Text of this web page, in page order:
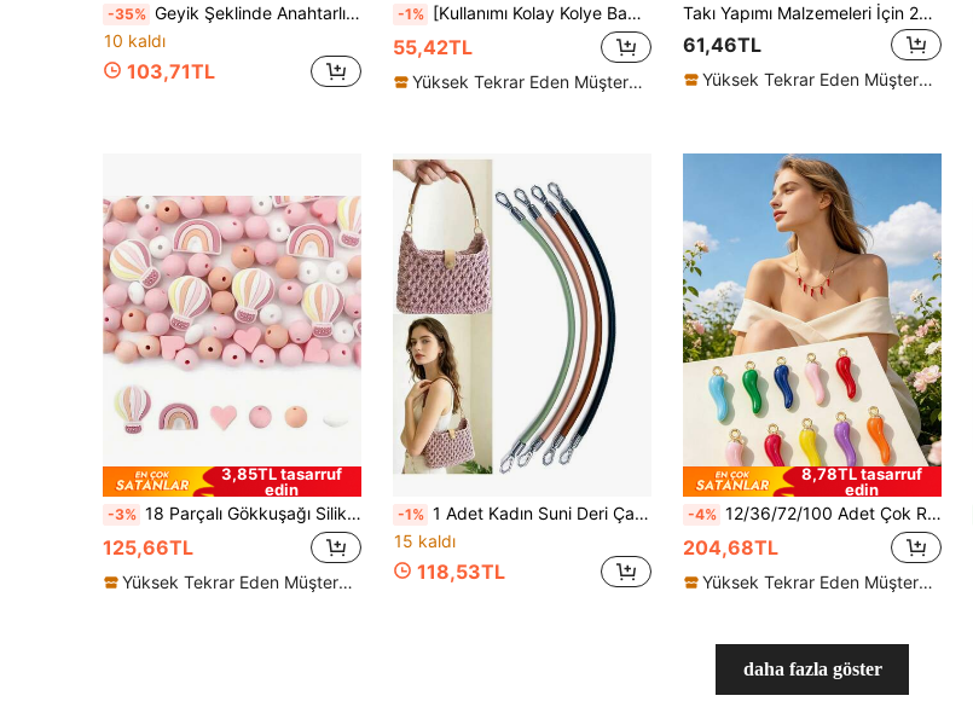
-35% Geyik Şeklinde Anahtarlık Kolye Ucu, Dantel İnci Fiyonk Çanta Süsü, Kore Tarzı Tatlı Yonca Sırt Çantası Asma Zinciri, Y2K Kız Stili Hediye
10 kaldı
103,71TL
-1% [Kullanımı Kolay Kolye Bağlantısı] 600 adet Paslanmaz Çelik Açık Halka - Açık Halka Kolye Bağlantısı, Kendin Yap Takı Yapımı, Kolye, Bilezik, Küçük İşletme Malzemeleri İçin - Kullanımı Kolay, Çok Yönlü ve Uzun Ömürlü
55,42TL
Yüksek Tekrar Eden Müşteriler
Takı Yapımı Malzemeleri İçin 200 Adet Açık Halka, Takı Malzemeleri Parçaları İçin DIY O-Halka Konnektörler
61,46TL
Yüksek Tekrar Eden Müşteriler
3,85TL tasarruf
edin
-3% 18 Parçalı Gökkuşağı Silikon Boncuk Seti, Parmak Takı Yapımı İçin Uygun, Kolye, Bileklik, Kalem İçin Kendin Yap El Sanatı Aksesuarları
125,66TL
Yüksek Tekrar Eden Müşteriler
-1% 1 Adet Kadın Suni Deri Çanta Askısı, DIY El Çantası Askısı, Şık Omuz Çantası Yedek Askısı, Dekoratif Çanta Askısı, 30 cm Çanta Omuz Askısı Değişimi
15 kaldı
118,53TL
8,78TL tasarruf
edin
-4% 12/36/72/100 Adet Çok Renkli Sevimli Alaşım Biber Şekilli Bileklik, Kolye, Küpe, Anahtarlık, Telefon Zinciri, Halhal, Kolye Ucu, Tatil, Sevgililer Günü, Doğum Günü Partisi Hediyeleri ve Takı Aksesuarları İçin Mükemmel
204,68TL
Yüksek Tekrar Eden Müşteriler
daha fazla göster